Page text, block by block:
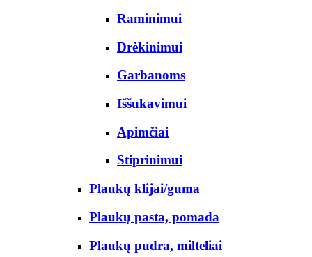
Raminimui
Drėkinimui
Garbanoms
Iššukavimui
Apimčiai
Stiprinimui
Plaukų klijai/guma
Plaukų pasta, pomada
Plaukų pudra, milteliai